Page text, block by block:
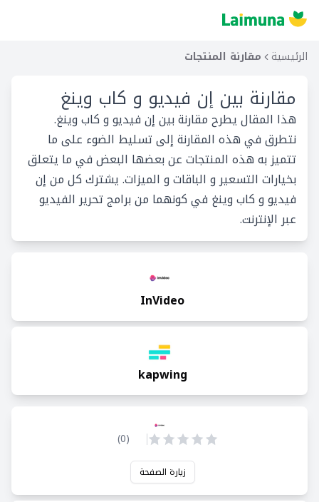
الرئيسية مقارنة المنتجات
مقارنة بين إن فيديو و كاب وينغ
هذا المقال يطرح مقارنة بين إن فيديو و كاب وينغ.
نتطرق في هذه المقارنة إلى تسليط الضوء على ما
تتميز به هذه المنتجات عن بعضها البعض في ما يتعلق
بخيارات التسعير و الباقات و الميزات. يشترك كل من إن
فيديو و كاب وينغ في كونهما من برامج تحرير الفيديو
عبر الإنترنت.
InVideo
kapwing
(
0
)
زيارة الصفحة